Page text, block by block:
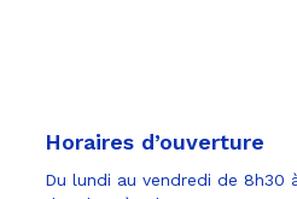
Horaires d’ouverture
Du lundi au vendredi de 8h30